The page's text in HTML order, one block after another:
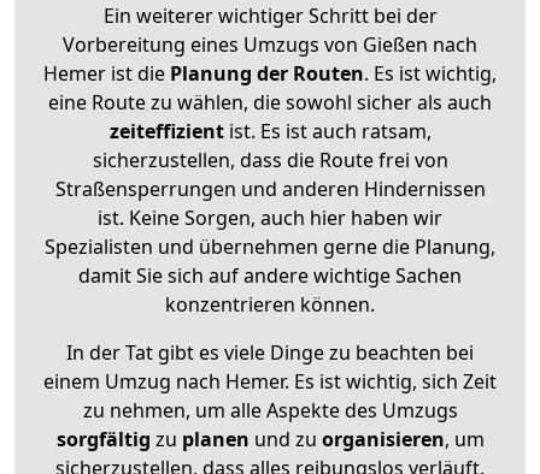
Ein weiterer wichtiger Schritt bei der
Vorbereitung eines Umzugs von Gießen nach
Hemer ist die Planung der Routen. Es ist wichtig,
eine Route zu wählen, die sowohl sicher als auch
zeiteffizientist. Es ist auch ratsam,
sicherzustellen, dass die Route frei von
Straßensperrungen und anderen Hindernissen
ist. Keine Sorgen, auch hier haben wir
Spezialisten und übernehmen gerne die Planung,
damit Sie sich auf andere wichtige Sachen
konzentrieren können.
In der Tat gibt es viele Dinge zu beachten bei
einem Umzug nach Hemer. Es ist wichtig, sich Zeit
zu nehmen, um alle Aspekte des Umzugs
sorgfältig zu planen und zu organisieren, um
sicherzustellen, dass alles reibungslos verläuft.